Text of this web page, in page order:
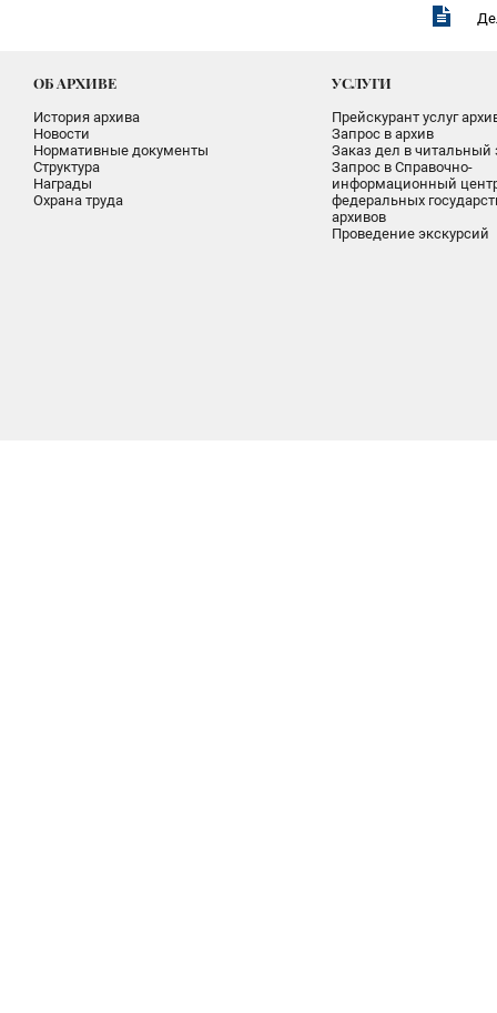
ОБ АРХИВЕ
История архива
Новости
Нормативные документы
Структура
Награды
Охрана труда
УСЛУГИ
Прейскурант услуг
Запрос в архив
Заказ дел в читальный
Запрос в Справочно-
информационный
федеральных
архивов
Проведение экскурсий